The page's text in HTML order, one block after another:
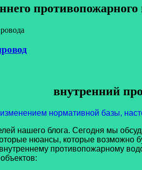
противопожарного
внутренний
нормативной базы,
блога. Сегодня мы
нюансы, которые возможно
противопожарному